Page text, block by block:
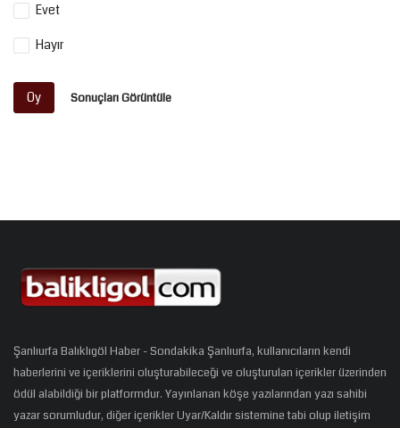
Evet
Hayır
Oy Sonuçları Görüntüle
Şanlıurfa Balıklıgöl Haber - Sondakika Şanlıurfa, kullanıcıların kendi
haberlerini ve içeriklerini oluşturabileceği ve oluşturulan içerikler üzerinden
ödül alabildiği bir platformdur. Yayınlanan köşe yazılarından yazı sahibi
yazar sorumludur, diğer içerikler Uyar/Kaldır sistemine tabi olup iletişim